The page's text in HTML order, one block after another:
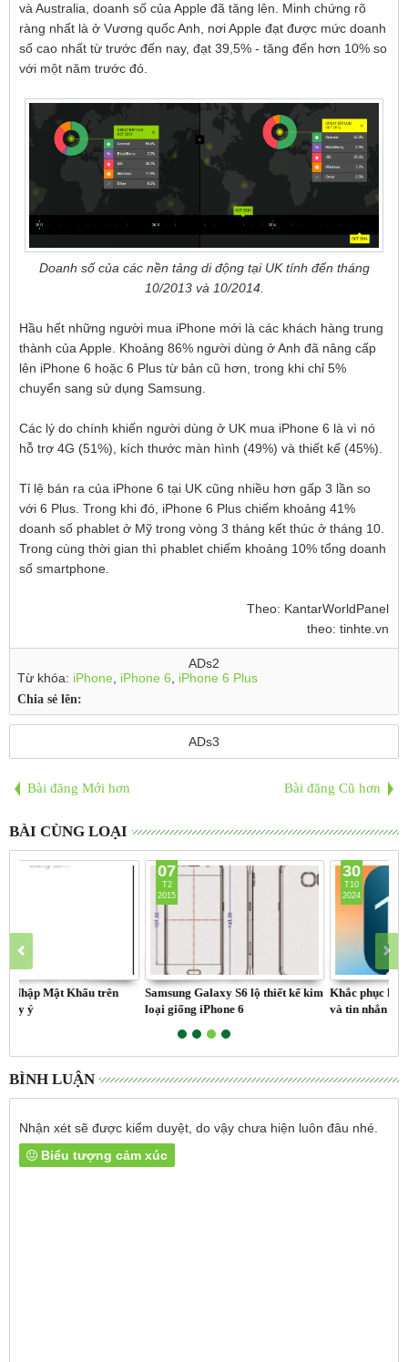
và Australia, doanh số của Apple đã tăng lên. Minh chứng rõ
ràng nhất là ở Vương quốc Anh, nơi Apple đạt được mức doanh
số cao nhất từ trước đến nay, đạt 39,5% - tăng đến hơn 10% so
với một năm trước đó.
Doanh số của các nền tảng di động tại UK tính đến tháng
10/2013 và 10/2014.​
Hầu hết những người mua iPhone mới là các khách hàng trung
thành của Apple. Khoảng 86% người dùng ở Anh đã nâng cấp
lên iPhone 6 hoặc 6 Plus từ bản cũ hơn, trong khi chỉ 5%
chuyển sang sử dụng Samsung.
Các lý do chính khiến người dùng ở UK mua iPhone 6 là vì nó
hỗ trợ 4G (51%), kích thước màn hình (49%) và thiết kế (45%).
Tỉ lệ bán ra của iPhone 6 tại UK cũng nhiều hơn gấp 3 lần so
với 6 Plus. Trong khi đó, iPhone 6 Plus chiếm khoảng 41%
doanh số phablet ở Mỹ trong vòng 3 tháng kết thúc ở tháng 10.
Trong cùng thời gian thì phablet chiếm khoảng 10% tổng doanh
số smartphone.
Theo: KantarWorldPanel​
theo: tinhte.vn
ADs2
Từ khóa: iPhone iPhone 6 iPhone 6 Plus
Chia sẻ lên:
ADs3
Bài đăng Mới hơn Bài đăng Cũ hơn
BÀI CÙNG LOẠI
Samsung Galaxy S6 lộ thiết kế kim
07
Khắc phục lỗi kiểm tra tài khoản
và tin nhắn trên iOS 18.1
30
T10
BÌNH LUẬN
Nhận xét sẽ được kiểm duyệt, do vậy chưa hiện luôn đâu nhé.
Biểu tượng cảm xúc